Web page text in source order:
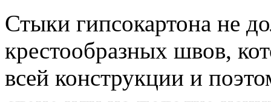
Стыки гипсокартона не
крестообразных швов,
всей конструкции и